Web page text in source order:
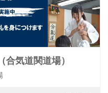
気道関道場）